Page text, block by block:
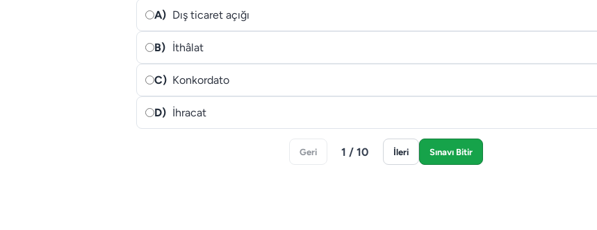
A) Dış ticaret açığı
B) İthâlat
C) Konkordato
D) İhracat
Geri 1 / 10 İleri Sınavı Bitir